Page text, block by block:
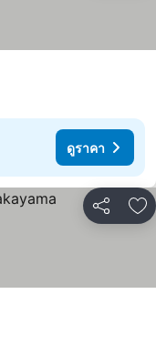
ดูราคา
แชร์ เ